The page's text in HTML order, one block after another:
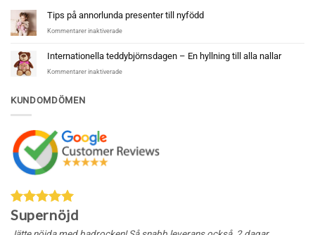
Tips på annorlunda presenter till nyfödd
Kommentarer inaktiveradeför
på
annorlunda
presenter
Internationella teddybjörnsdagen – En hyllning till alla nallar
Kommentarer inaktiveradeför
nallar
KUNDOMDÖMEN
Supernöjd